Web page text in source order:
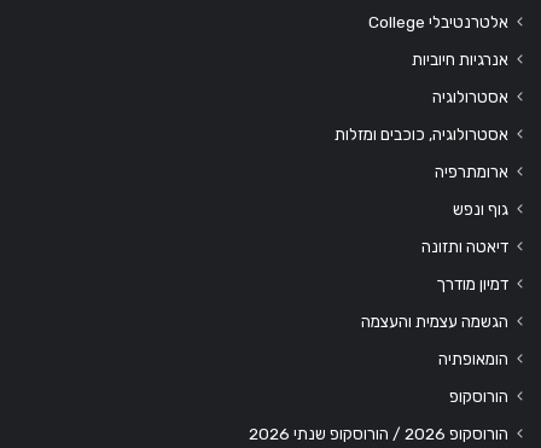
אלטרנטיבלי College
אנרגיות חיוביות
אסטרולוגיה
אסטרולוגיה, כוכבים ומזלות
ארומתרפיה
גוף ונפש
דיאטה ותזונה
דמיון מודרך
הגשמה עצמית והעצמה
הומאופתיה
הורוסקופ
הורוסקופ 2026 / הורוסקופ שנתי 2026